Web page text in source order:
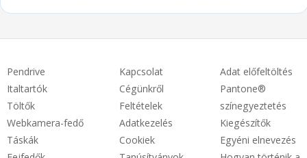
Pendrive
Italtartók
Töltők
Webkamera-fedő
Táskák
Kapcsolat
Cégünkről
Feltételek
Adatkezelés
Cookiek
Adat előfeltöltés
Pantone®
színegyeztetés
Kiegészítők
Egyéni elnevezés